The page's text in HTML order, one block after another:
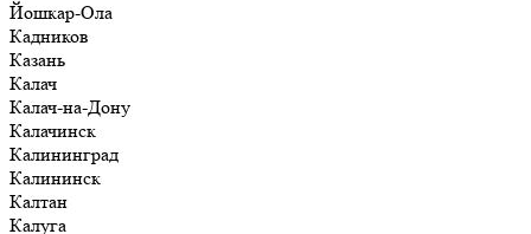
Йошкар-Ола
Кадников
Казань
Калач
Калач-на-Дону
Калачинск
Калининград
Калининск
Калтан
Калуга